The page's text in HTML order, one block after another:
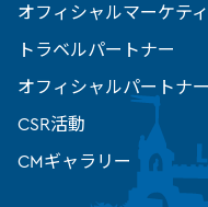
オフィシャルマーケテ
トラベルパートナー
オフィシャルパートナ
CSR活動
CMギャラリー